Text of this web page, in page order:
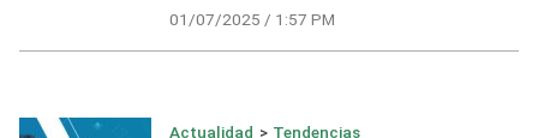
01/07/2025 / 1:57 PM
Actualidad > Tendencias